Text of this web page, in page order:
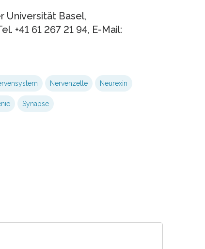
Universität Basel,
+41 61 267 21 94, E-Mail:
Nervenzelle Neurexin
Synapse